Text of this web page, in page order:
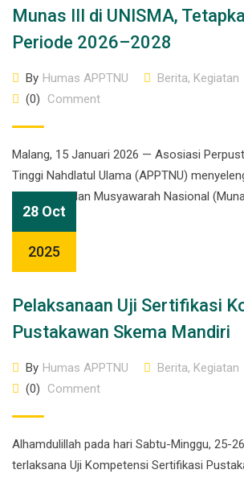
Munas III di UNISMA,
Periode 2026–2028
By Humas APPTNU Berita, Kegiatan
(0)
Comment
Malang, 15 Januari 2026 — Asosiasi
Tinggi Nahdlatul Ulama (APPTNU)
Workshop, dan Musyawarah Nasional
28 Oct
2025
Pelaksanaan Uji Sertifikasi
Pustakawan Skema Mandiri
By Humas APPTNU Berita, Kegiatan
(0)
Comment
Alhamdulillah pada hari Sabtu-Minggu, 25-
terlaksana Uji Kompetensi Sertifikasi